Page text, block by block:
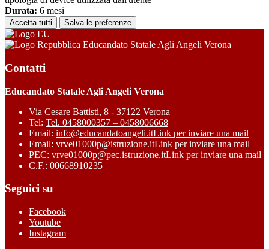
Durata: 6 mesi
Accetta tutti Salva le preferenze
Educandato Statale Agli Angeli Verona
Contatti
Educandato Statale Agli Angeli Verona
Via Cesare Battisti, 8 - 37122 Verona
Tel: Tel. 0458000357 – 0458006668
Email: info@educandatoangeli.itLink per inviare una mail
Email: vrve01000p@istruzione.itLink per inviare una mail
PEC: vrve01000p@pec.istruzione.itLink per inviare una mail
C.F.: 00668910235
Seguici su
Facebook
Youtube
Instagram